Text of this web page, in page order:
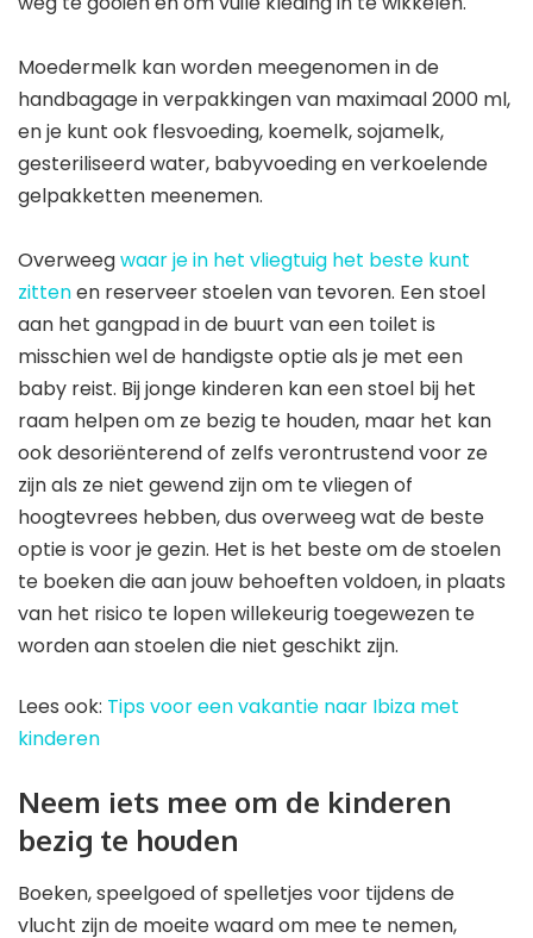
Moedermelk kan worden meegenomen in de
handbagage in verpakkingen van maximaal 2000 ml,
en je kunt ook flesvoeding, koemelk, sojamelk,
gesteriliseerd water, babyvoeding en verkoelende
gelpakketten meenemen.
Overweegwaar je in het vliegtuig het beste kunt
zittenen reserveer stoelen van tevoren. Een stoel
aan het gangpad in de buurt van een toilet is
misschien wel de handigste optie als je met een
baby reist. Bij jonge kinderen kan een stoel bij het
raam helpen om ze bezig te houden, maar het kan
ook desoriënterend of zelfs verontrustend voor ze
zijn als ze niet gewend zijn om te vliegen of
hoogtevrees hebben, dus overweeg wat de beste
optie is voor je gezin. Het is het beste om de stoelen
te boeken die aan jouw behoeften voldoen, in plaats
van het risico te lopen willekeurig toegewezen te
worden aan stoelen die niet geschikt zijn.
Lees ook: Tips voor een vakantie naar Ibiza met
kinderen
Neem iets mee om de kinderen
bezig te houden
Boeken, speelgoed of spelletjes voor tijdens de
vlucht zijn de moeite waard om mee te nemen,